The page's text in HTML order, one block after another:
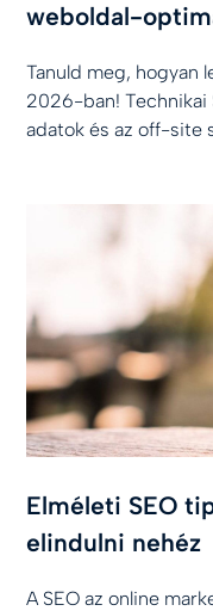
weboldal-
Tanuld meg, hogyan
2026-ban! Technikai
adatok és az off-site
Elméleti SEO
elindulni nehéz
A SEO az online